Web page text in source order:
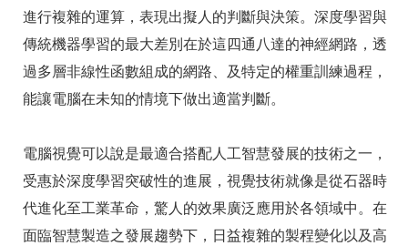
進行複雜的運算，表現出擬人的判斷與決策。深度學習與
傳統機器學習的最大差別在於這四通八達的神經網路，透
過多層非線性函數組成的網路、及特定的權重訓練過程，
能讓電腦在未知的情境下做出適當判斷。
電腦視覺可以說是最適合搭配人工智慧發展的技術之一，
受惠於深度學習突破性的進展，視覺技術就像是從石器時
代進化至工業革命，驚人的效果廣泛應用於各領域中。在
面臨智慧製造之發展趨勢下，日益複雜的製程變化以及高